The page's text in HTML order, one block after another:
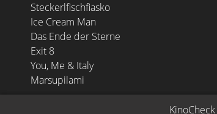
Steckerlfischfiasko
Ice Cream Man
Das Ende der Sterne
Exit 8
You, Me & Italy
Marsupilami
KinoCheck